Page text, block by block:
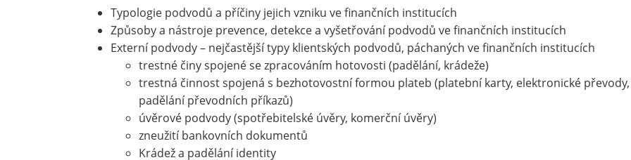
Typologie podvodů a příčiny jejich vzniku ve finančních institucích
Způsoby a nástroje prevence, detekce a vyšetřování podvodů ve finančních institucích
Externí podvody – nejčastější typy klientských podvodů, páchaných ve finančních institucích
trestné činy spojené se zpracováním hotovosti (padělání, krádeže)
trestná činnost spojená s bezhotovostní formou plateb (platební karty, elektronické převody,
padělání převodních příkazů)
úvěrové podvody (spotřebitelské úvěry, komerční úvěry)
zneužití bankovních dokumentů
Krádež a padělání identity